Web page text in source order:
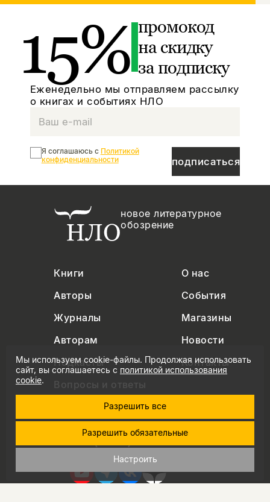
15% промокод
на скидку
за подписку
Еженедельно мы отправляем рассылку
о книгах и событиях НЛО
подписаться
Я соглашаюсь с Политикой
конфиденциальности
новое литературное
обозрение
Книги
О нас
Авторы
События
Журналы
Магазины
Авторам
Новости
Подкасты
Контакты
Вопросы и ответы
+7 (495) 229-91-03
info@nlobooks.ru
Мы используем cookie-файлы. Продолжая использовать
сайт, вы соглашаетесь с политикой использования
cookie.
Разрешить все
Разрешить обязательные
Настроить